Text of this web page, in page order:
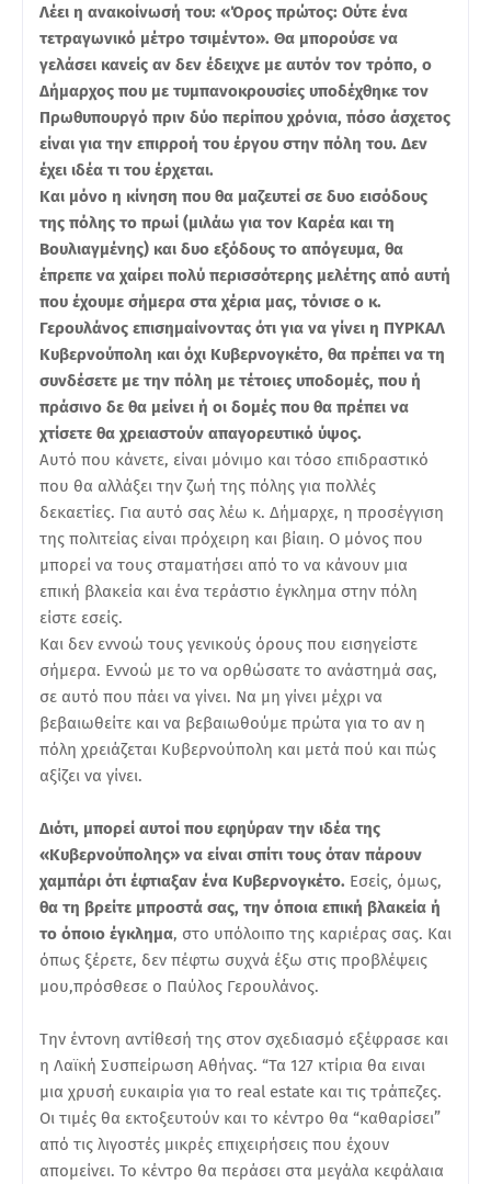
Λέει η ανακοίνωσή του: «Όρος πρώτος: Ούτε ένα
τετραγωνικό μέτρο τσιμέντο». Θα μπορούσε να
γελάσει κανείς αν δεν έδειχνε με αυτόν τον τρόπο, ο
Δήμαρχος που με τυμπανοκρουσίες υποδέχθηκε τον
Πρωθυπουργό πριν δύο περίπου χρόνια, πόσο άσχετος
είναι για την επιρροή του έργου στην πόλη του. Δεν
έχει ιδέα τι του έρχεται.
Και μόνο η κίνηση που θα μαζευτεί σε δυο εισόδους
της πόλης το πρωί (μιλάω για τον Καρέα και τη
Βουλιαγμένης) και δυο εξόδους το απόγευμα, θα
έπρεπε να χαίρει πολύ περισσότερης μελέτης από αυτή
που έχουμε σήμερα στα χέρια μας, τόνισε ο κ.
Γερουλάνος επισημαίνοντας ότι για να γίνει η ΠΥΡΚΑΛ
Κυβερνούπολη και όχι Κυβερνογκέτο, θα πρέπει να τη
συνδέσετε με την πόλη με τέτοιες υποδομές, που ή
πράσινο δε θα μείνει ή οι δομές που θα πρέπει να
χτίσετε θα χρειαστούν απαγορευτικό ύψος.
Αυτό που κάνετε, είναι μόνιμο και τόσο επιδραστικό
που θα αλλάξει την ζωή της πόλης για πολλές
δεκαετίες. Για αυτό σας λέω κ. Δήμαρχε, η προσέγγιση
της πολιτείας είναι πρόχειρη και βίαιη. Ο μόνος που
μπορεί να τους σταματήσει από το να κάνουν μια
επική βλακεία και ένα τεράστιο έγκλημα στην πόλη
είστε εσείς.
Και δεν εννοώ τους γενικούς όρους που εισηγείστε
σήμερα. Εννοώ με το να ορθώσατε το ανάστημά σας,
σε αυτό που πάει να γίνει. Να μη γίνει μέχρι να
βεβαιωθείτε και να βεβαιωθούμε πρώτα για το αν η
πόλη χρειάζεται Κυβερνούπολη και μετά πού και πώς
αξίζει να γίνει.
Διότι, μπορεί αυτοί που εφηύραν την ιδέα της
«Κυβερνούπολης» να είναι σπίτι τους όταν πάρουν
χαμπάρι ότι έφτιαξαν ένα Κυβερνογκέτο. Εσείς, όμως,
θα τη βρείτε μπροστά σας, την όποια επική βλακεία ή
το όποιο έγκλημα, στο υπόλοιπο της καριέρας σας. Και
όπως ξέρετε, δεν πέφτω συχνά έξω στις προβλέψεις
μου,πρόσθεσε ο Παύλος Γερουλάνος.
Την έντονη αντίθεσή της στον σχεδιασμό εξέφρασε και
η Λαϊκή Συσπείρωση Αθήνας. “Τα 127 κτίρια θα ειναι
μια χρυσή ευκαιρία για το real estate και τις τράπεζες.
Οι τιμές θα εκτοξευτούν και το κέντρο θα “καθαρίσει”
από τις λιγοστές μικρές επιχειρήσεις που έχουν
απομείνει. Το κέντρο θα περάσει στα μεγάλα κεφάλαια